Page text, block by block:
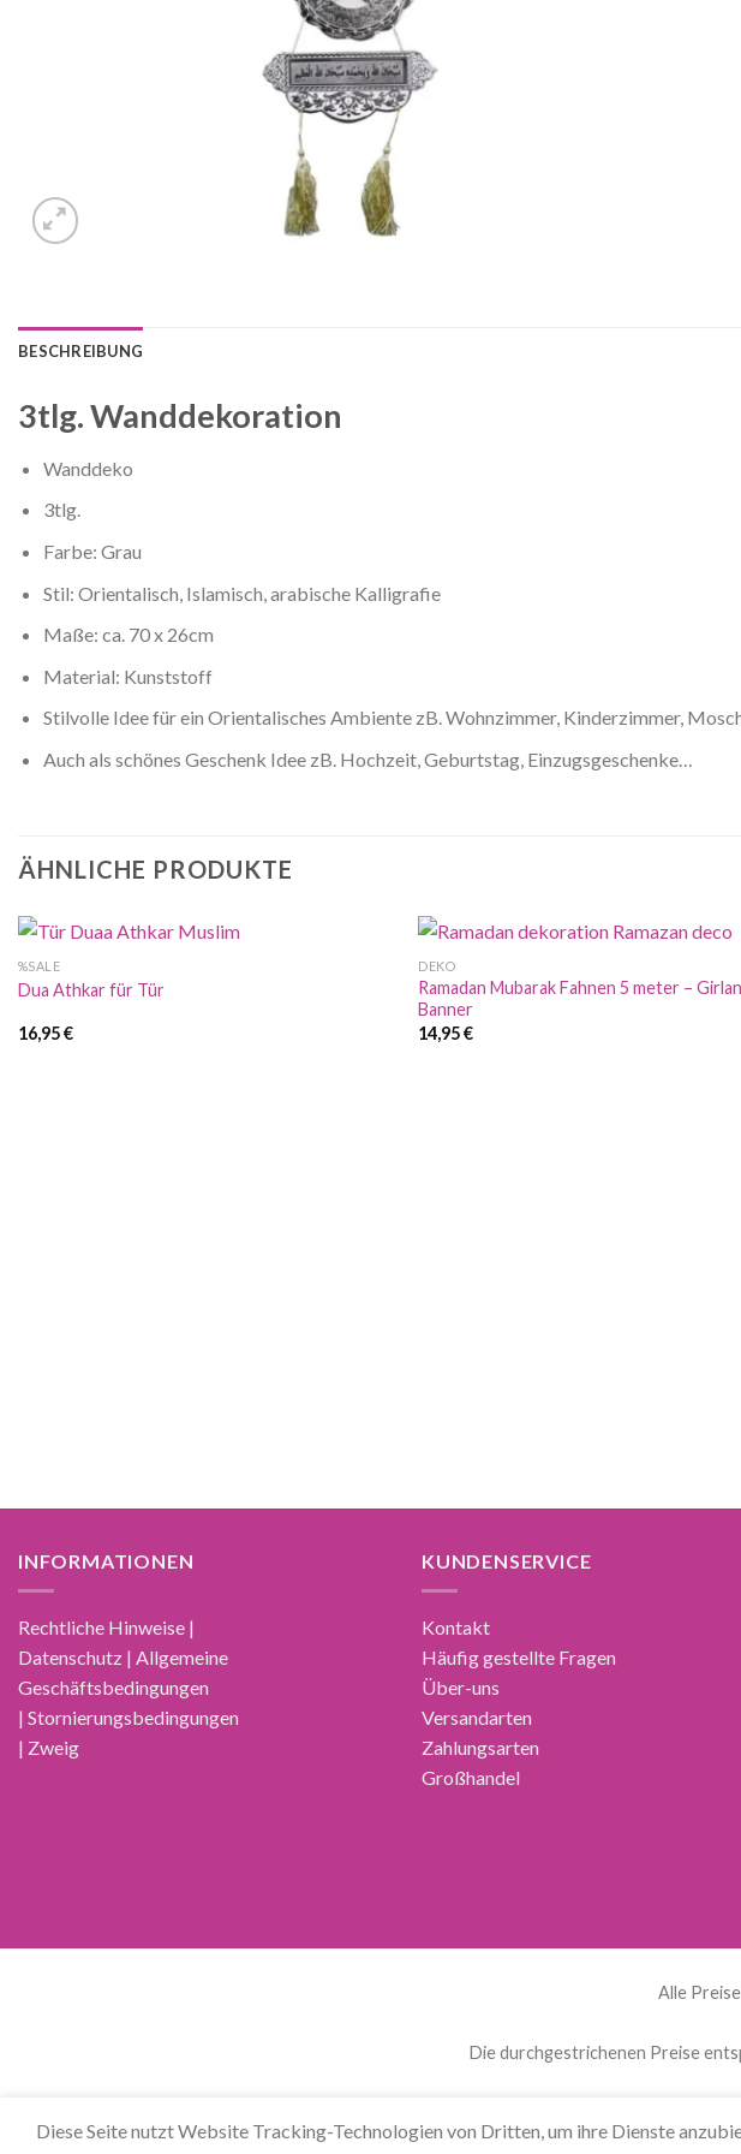
BESCHREIBUNG
3tlg. Wanddekoration
Wanddeko
3tlg.
Farbe: Grau
Stil: Orientalisch, Islamisch, arabische Kalligrafie
Maße: ca. 70 x 26cm
Material: Kunststoff
Stilvolle Idee für ein Orientalisches Ambiente zB. Wohnzimmer, Kinderzimmer,
Auch als schönes Geschenk Idee zB. Hochzeit, Geburtstag, Einzugsgeschenke…
ÄHNLICHE PRODUKTE
%SALE
Dua Athkar für Tür
16,95€
DEKO
Ramadan Mubarak Fahnen 5 meter –
Banner
14,95€
INFORMATIONEN
Rechtliche Hinweise |
Datenschutz | Allgemeine
Geschäftsbedingungen
| Stornierungsbedingungen
| Zweig
KUNDENSERVICE
Kontakt
Häufig gestellte Fragen
Über-uns
Versandarten
Zahlungsarten
Großhandel
Alle
Die durchgestrichenen Preise
Diese Seite nutzt Website Tracking-Technologien von Dritten, um ihre Dienste
العربية( Arabisch) Čeština(Tschechisch) Nederlands(Niederländisch)